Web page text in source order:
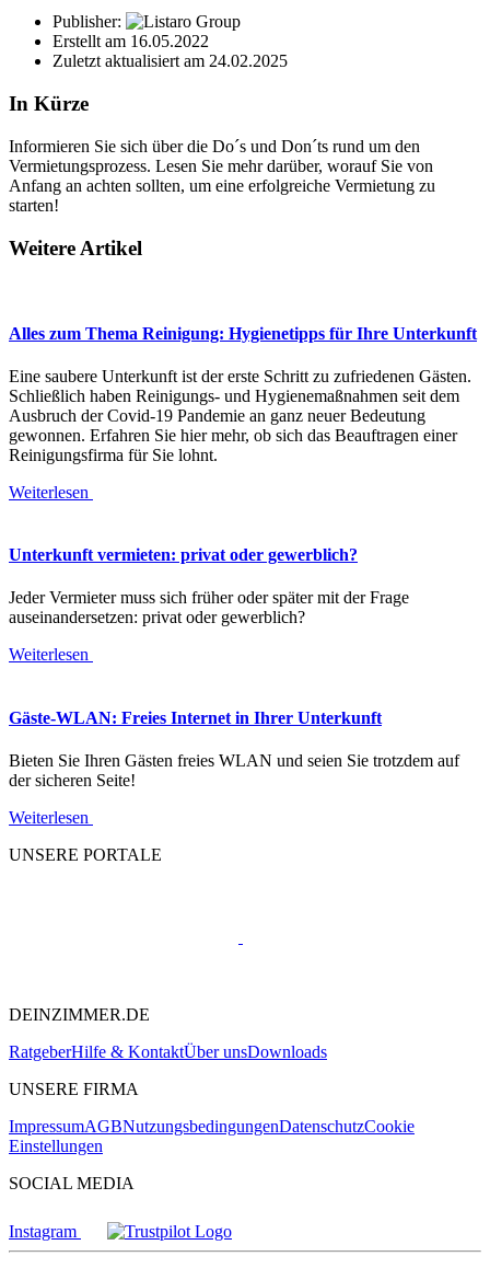
Publisher:
Erstellt am 16.05.2022
Zuletzt aktualisiert am 24.02.2025
In Kürze
Informieren Sie sich über die Do´s und Don´ts rund um den
Vermietungsprozess. Lesen Sie mehr darüber, worauf Sie von
Anfang an achten sollten, um eine erfolgreiche Vermietung zu
starten!
Weitere Artikel
Alles zum Thema Reinigung: Hygienetipps für Ihre Unterkunft
Eine saubere Unterkunft ist der erste Schritt zu zufriedenen Gästen.
Schließlich haben Reinigungs- und Hygienemaßnahmen seit dem
Ausbruch der Covid-19 Pandemie an ganz neuer Bedeutung
gewonnen. Erfahren Sie hier mehr, ob sich das Beauftragen einer
Reinigungsfirma für Sie lohnt.
Weiterlesen
Unterkunft vermieten: privat oder gewerblich?
Jeder Vermieter muss sich früher oder später mit der Frage
auseinandersetzen: privat oder gewerblich?
Weiterlesen
Gäste-WLAN: Freies Internet in Ihrer Unterkunft
Bieten Sie Ihren Gästen freies WLAN und seien Sie trotzdem auf
der sicheren Seite!
Weiterlesen
UNSERE PORTALE
DEINZIMMER.DE
RatgeberHilfe & KontaktÜber unsDownloads
UNSERE FIRMA
ImpressumAGBNutzungsbedingungenDatenschutzCookie
Einstellungen
SOCIAL MEDIA
Instagram